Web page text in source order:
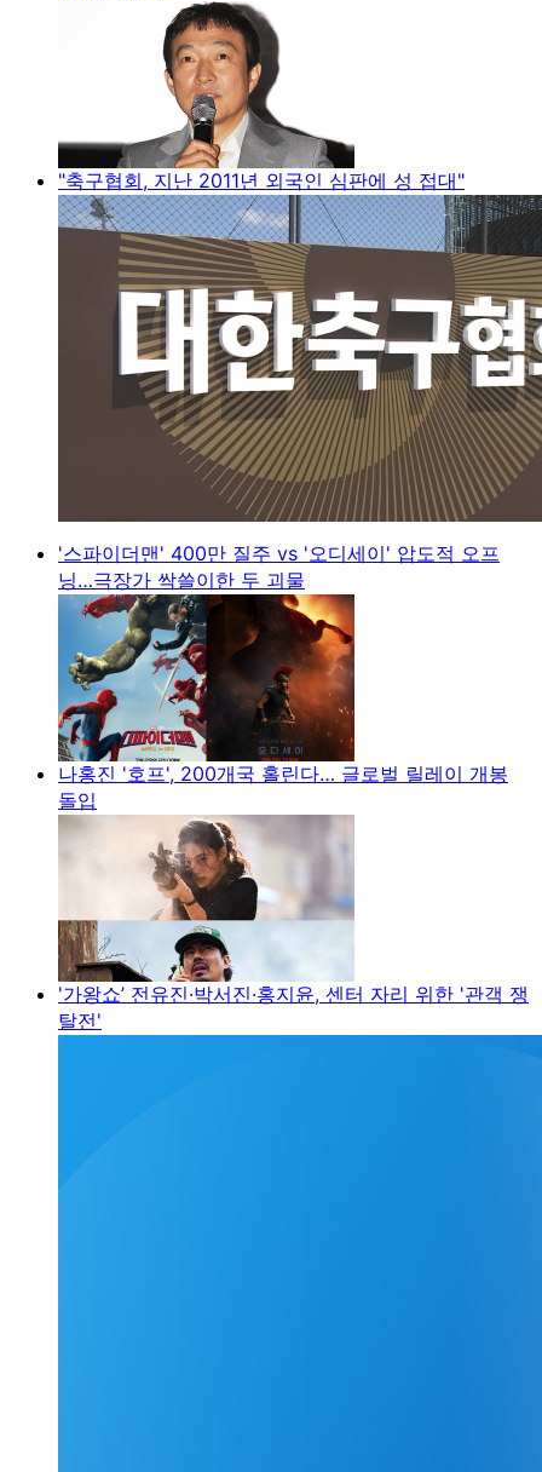
"축구협회, 지난 2011년 외국인 심판에 성 접대"
'스파이더맨' 400만 질주 vs '오디세이' 압도적 오프
닝…극장가 싹쓸이한 두 괴물
나홍진 '호프', 200개국 홀린다… 글로벌 릴레이 개봉
돌입
'가왕쇼’ 전유진·박서진·홍지윤, 센터 자리 위한 '관객 쟁
탈전'